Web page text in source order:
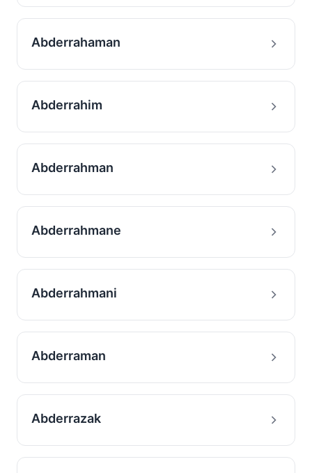
Abderrahaman
Abderrahim
Abderrahman
Abderrahmane
Abderrahmani
Abderraman
Abderrazak